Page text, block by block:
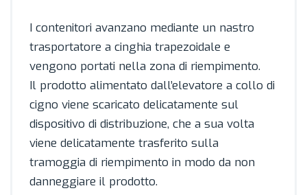
I contenitori avanzano mediante un nastro
trasportatore a cinghia trapezoidale e
vengono portati nella zona di riempimento.
Il prodotto alimentato dall’elevatore a collo di
cigno viene scaricato delicatamente sul
dispositivo di distribuzione, che a sua volta
viene delicatamente trasferito sulla
tramoggia di riempimento in modo da non
danneggiare il prodotto.